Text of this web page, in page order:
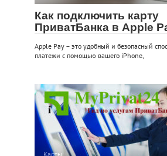
Как подключить карту
ПриватБанка в Apple
Apple Pay – это удобный и безопасный
платежи с помощью вашего iPhone,
Карты